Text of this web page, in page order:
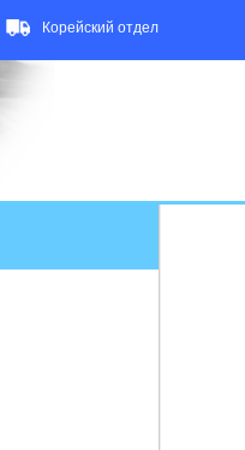
Корейский отдел